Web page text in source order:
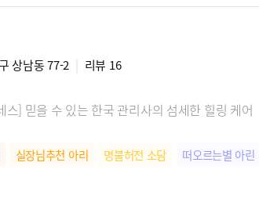
상남동 77-2 리뷰 16
스] 믿을 수 있는 한국 관리사의 섬세한 힐링 케어
실장님추천 아리 명불허전 소담 떠오르는별 아린